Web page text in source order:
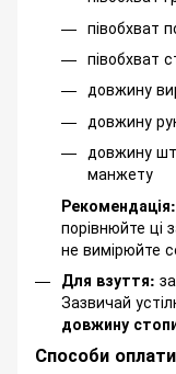
півобхват
півобхват
довжину
довжину
довжину
манжету
Рекомендація:
порівнюйте ці
не вимірюйте
Для взуття:
Зазвичай
довжину
Способи